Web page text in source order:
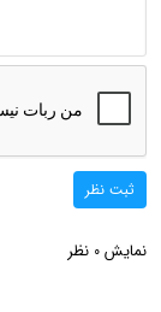
ثبت نظر
نمایش 0 نظر